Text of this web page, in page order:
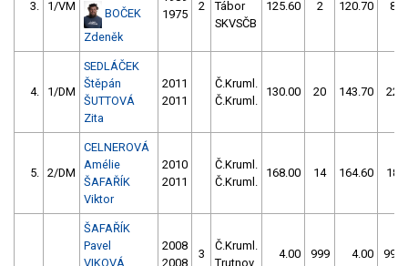
3. 1/VM
BOČEK
Zdeněk
1975
2
Tábor
SKVSČB
125.60 2 120.70 8
4. 1/DM
SEDLÁČEK
Štěpán
ŠUTTOVÁ
Zita
2011
2011
Č.Kruml.
Č.Kruml.
130.00 20 143.70 22
5. 2/DM
CELNEROVÁ
Amélie
ŠAFAŘÍK
Viktor
2010
2011
Č.Kruml.
Č.Kruml.
168.00 14 164.60 18
ŠAFAŘÍK
Pavel
VIKOVÁ
2008
2008
3
Č.Kruml.
Trutnov
4.00 999 4.00 999